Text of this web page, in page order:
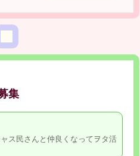
集
ス民さんと仲良くなってヲタ活